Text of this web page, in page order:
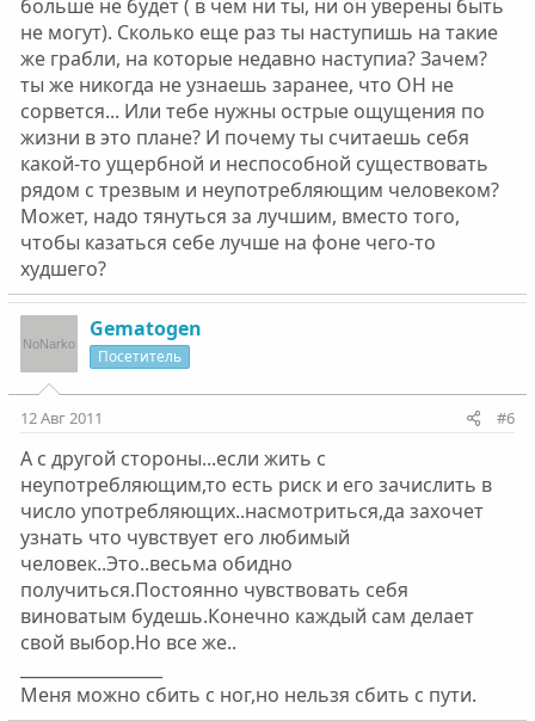
больше не будет ( в чем ни ты, ни он уверены быть
не могут). Сколько еще раз ты наступишь на такие
же грабли, на которые недавно наступиа? Зачем?
ты же никогда не узнаешь заранее, что ОН не
сорвется... Или тебе нужны острые ощущения по
жизни в это плане? И почему ты считаешь себя
какой-то ущербной и неспособной существовать
рядом с трезвым и неупотребляющим человеком?
Может, надо тянуться за лучшим, вместо того,
чтобы казаться себе лучше на фоне чего-то
худшего?
Gematogen
Посетитель
12 Авг 2011 #6
А с другой стороны...если жить с
неупотребляющим,то есть риск и его зачислить в
число употребляющих..насмотриться,да захочет
узнать что чувствует его любимый
человек..Это..весьма обидно
получиться.Постоянно чувствовать себя
виноватым будешь.Конечно каждый сам делает
свой выбор.Но все же..
Меня можно сбить с ног,но нельзя сбить с пути.